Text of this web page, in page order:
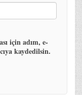
için adım, e-
kaydedilsin.